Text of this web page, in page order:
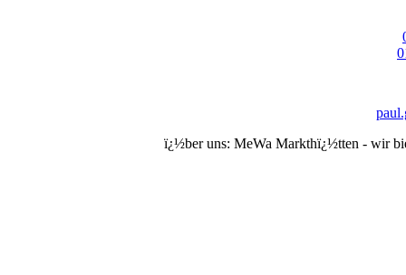
ï¿½ber uns: MeWa Markthï¿½tten - wir